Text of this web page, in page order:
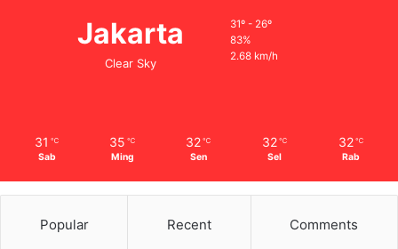
Jakarta
Clear Sky
31º - 26º
83%
2.68 km/h
31 ℃
Sab
35 ℃
Ming
32 ℃
Sen
32 ℃
Sel
32 ℃
Rab
Popular Recent Comments